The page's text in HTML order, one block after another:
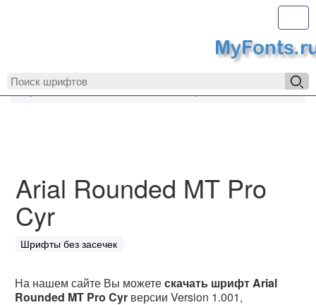
MyFonts.ru
Arial Rounded MT Pro
Cyr
Шрифты без засечек
На нашем сайте Вы можетескачать шрифт Arial
Rounded MT Pro Cyr версии Version 1.001,